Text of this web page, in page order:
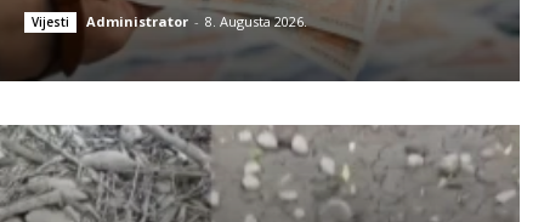
Vijesti Administrator - 8. Augusta 2026.